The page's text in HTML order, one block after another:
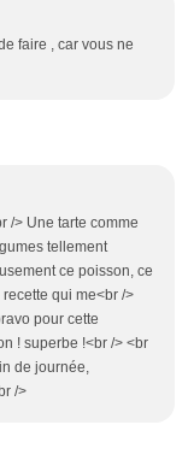
faire , car vous ne
/> Une tarte comme
tellement
ce poisson, ce
qui me<br />
pour cette
! superbe !<br /> <br
de journée,
/>